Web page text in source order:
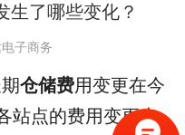
生了哪些变化？
子商务
仓储费用变更在今
站点的费用变更也